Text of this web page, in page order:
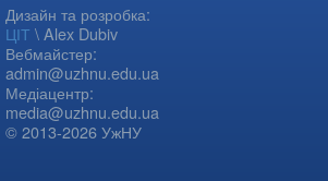
Дизайн та розробка:
ЦІТ \ Alex Dubiv
Вебмайстер:
admin@uzhnu.edu.ua
Медіацентр:
media@uzhnu.edu.ua
© 2013-2026 УжНУ